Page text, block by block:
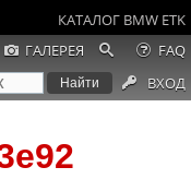
КАТАЛОГ BMW ETK
ГАЛЕРЕЯ
FAQ
ВХОД